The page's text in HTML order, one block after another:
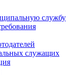
службу
служащих